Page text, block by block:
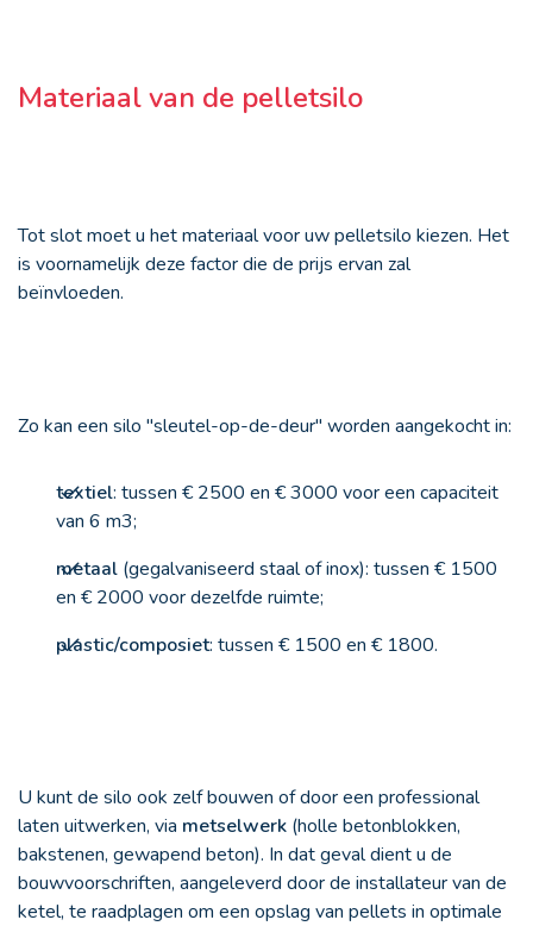
Materiaal van de pelletsilo
Tot slot moet u het materiaal voor uw pelletsilo kiezen. Het
is voornamelijk deze factor die de prijs ervan zal
beïnvloeden.
Zo kan een silo "sleutel-op-de-deur" worden aangekocht in:
textiel: tussen € 2500 en € 3000 voor een capaciteit
van 6 m3;
metaal (gegalvaniseerd staal of inox): tussen € 1500
en € 2000 voor dezelfde ruimte;
plastic/composiet: tussen € 1500 en € 1800.
U kunt de silo ook zelf bouwen of door een professional
laten uitwerken, via metselwerk (holle betonblokken,
bakstenen, gewapend beton). In dat geval dient u de
bouwvoorschriften, aangeleverd door de installateur van de
ketel, te raadplagen om een opslag van pellets in optimale